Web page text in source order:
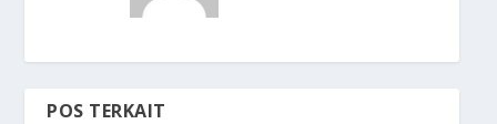
POS TERKAIT